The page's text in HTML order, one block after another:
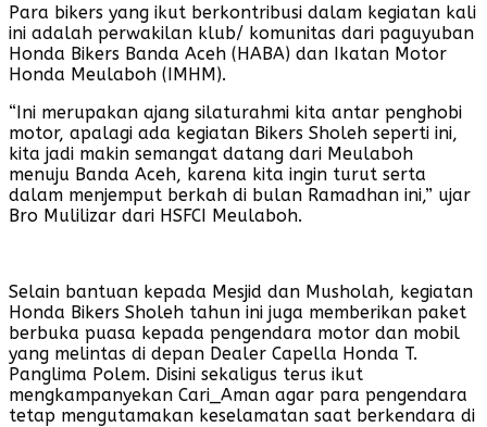
Para bikers yang ikut berkontribusi dalam kegiatan kali
ini adalah perwakilan klub/ komunitas dari paguyuban
Honda Bikers Banda Aceh (HABA) dan Ikatan Motor
Honda Meulaboh (IMHM).
“Ini merupakan ajang silaturahmi kita antar penghobi
motor, apalagi ada kegiatan Bikers Sholeh seperti ini,
kita jadi makin semangat datang dari Meulaboh
menuju Banda Aceh, karena kita ingin turut serta
dalam menjemput berkah di bulan Ramadhan ini,” ujar
Bro Mulilizar dari HSFCI Meulaboh.
Selain bantuan kepada Mesjid dan Musholah, kegiatan
Honda Bikers Sholeh tahun ini juga memberikan paket
berbuka puasa kepada pengendara motor dan mobil
yang melintas di depan Dealer Capella Honda T.
Panglima Polem. Disini sekaligus terus ikut
mengkampanyekan Cari_Aman agar para pengendara
tetap mengutamakan keselamatan saat berkendara di